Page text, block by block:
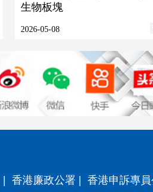
生物板塊
2026-05-08
香港廉政公署 香港申訴專